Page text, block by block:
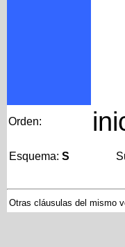
Orden:
Esquema: S
Otras cláusulas del mismo